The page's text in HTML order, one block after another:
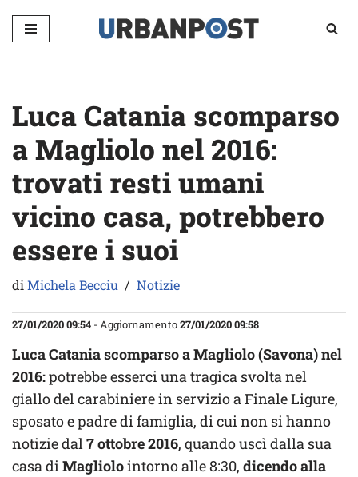
Vai
Luca Catania scomparso
a Magliolo nel 2016:
trovati resti umani
vicino casa, potrebbero
essere i suoi
diMichela Becciu Notizie
27/01/2020 09:54 - Aggiornamento27/01/2020 09:58
Luca Catania scomparso a Magliolo (Savona) nel
2016:potrebbe esserci una tragica svolta nel
giallo del carabiniere in servizio a Finale Ligure,
sposato e padre di famiglia, di cui non si hanno
notizie dal7 ottobre 2016, quando uscì dalla sua
casa diMagliolointorno alle 8:30, dicendo alla